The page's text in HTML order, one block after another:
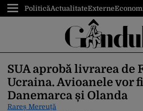
PoliticăActualitateExterne
SUA aprobă livrarea de
Ucraina. Avioanele vor
Danemarca și Olanda
Rareș Mereuță